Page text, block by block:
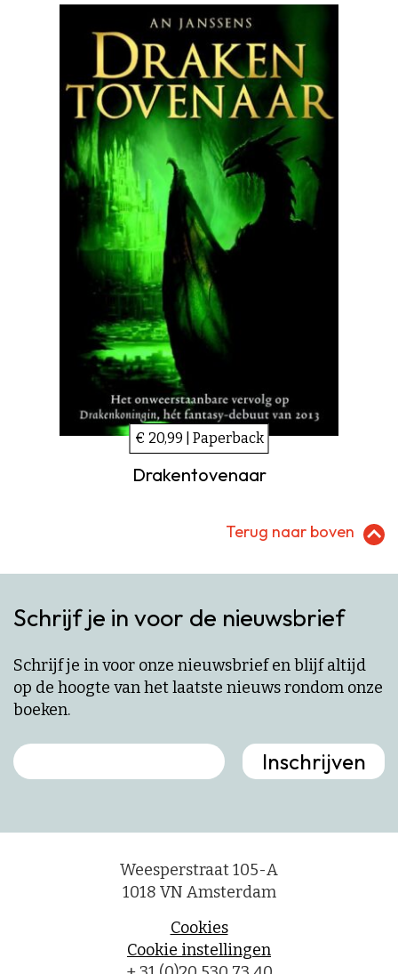
€ 20,99 | Paperback
Drakentovenaar
Terug naar boven
Schrijf je in voor de nieuwsbrief
Schrijf je in voor onze nieuwsbrief en blijf altijd
op de hoogte van het laatste nieuws rondom onze
boeken.
Weesperstraat 105-A
1018 VN Amsterdam
Cookies
Cookie instellingen